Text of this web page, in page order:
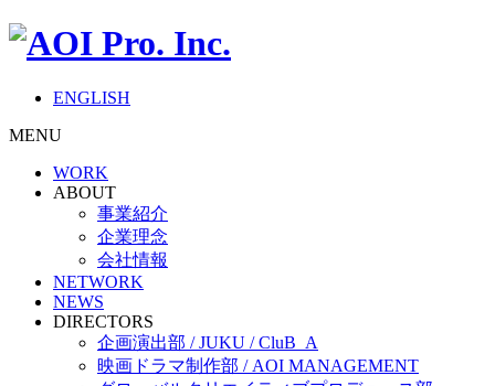
ENGLISH
MENU
WORK
ABOUT
事業紹介
企業理念
会社情報
NETWORK
NEWS
DIRECTORS
企画演出部 / JUKU / CluB_A
映画ドラマ制作部 / AOI MANAGEMENT